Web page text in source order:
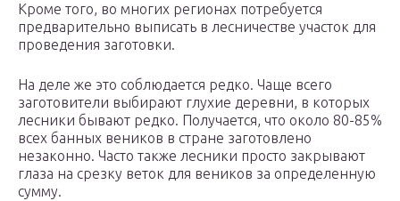
Кроме того, во многих регионах потребуется
предварительно выписать в лесничестве участок для
проведения заготовки.
На деле же это соблюдается редко. Чаще всего
заготовители выбирают глухие деревни, в которых
лесники бывают редко. Получается, что около 80-85%
всех банных веников в стране заготовлено
незаконно. Часто также лесники просто закрывают
глаза на срезку веток для веников за определенную
сумму.